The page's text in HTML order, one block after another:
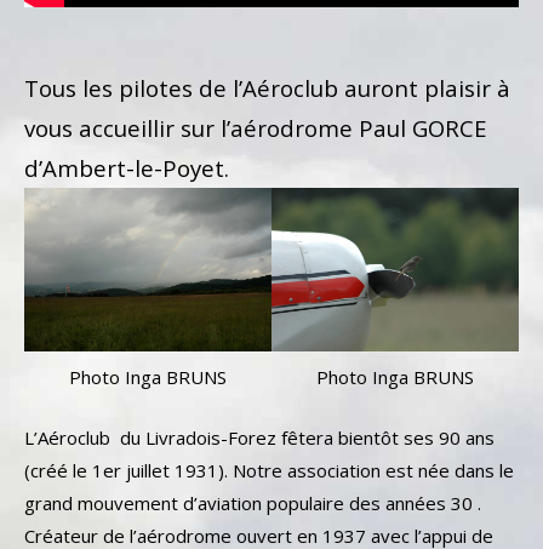
Tous les pilotes de l’Aéroclub auront plaisir à
vous accueillir sur l’aérodrome Paul GORCE
d’Ambert-le-Poyet.
Photo Inga BRUNS Photo Inga BRUNS
L’Aéroclub du Livradois-Forez fêtera bientôt ses 90 ans
(créé le 1er juillet 1931). Notre association est née dans le
grand mouvement d’aviation populaire des années 30 .
Créateur de l’aérodrome ouvert en 1937 avec l’appui de